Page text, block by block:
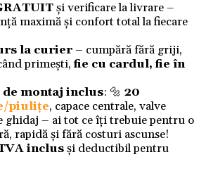
și verificare la livrare –
maximă și confort total la fiecare
la curier– cumpără fără griji,
primești,fie cu cardul, fie în
de montaj inclus: 🔩 20
piulițe, capace centrale, valve
ghidaj – ai tot ce îți trebuie pentru o
rapidă și fără costuri ascunse!
inclusși deductibil pentru